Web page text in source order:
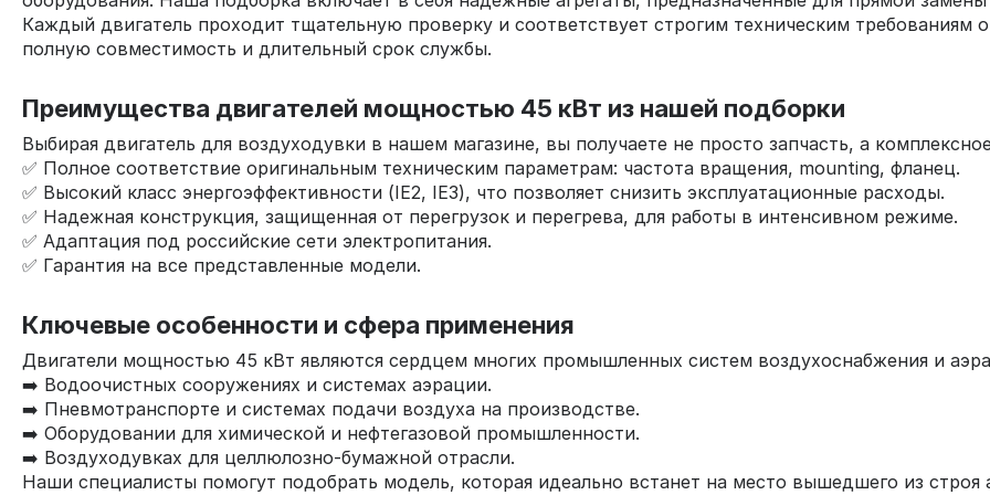
Каждый двигатель проходит тщательную проверку и соответствует строгим техническим требованиям
полную совместимость и длительный срок службы.
Преимущества двигателей мощностью 45 кВт из нашей подборки
Выбирая двигатель для воздуходувки в нашем магазине, вы получаете не просто запчасть, а
✅ Полное соответствие оригинальным техническим параметрам: частота вращения, mounting, фланец.
✅ Высокий класс энергоэффективности (IE2, IE3), что позволяет снизить эксплуатационные расходы.
✅ Надежная конструкция, защищенная от перегрузок и перегрева, для работы в интенсивном режиме.
✅ Адаптация под российские сети электропитания.
✅ Гарантия на все представленные модели.
Ключевые особенности и сфера применения
Двигатели мощностью 45 кВт являются сердцем многих промышленных систем воздухоснабжения и
➡️ Водоочистных сооружениях и системах аэрации.
➡️ Пневмотранспорте и системах подачи воздуха на производстве.
➡️ Оборудовании для химической и нефтегазовой промышленности.
➡️ Воздуходувках для целлюлозно-бумажной отрасли.
Наши специалисты помогут подобрать модель, которая идеально встанет на место вышедшего из строя